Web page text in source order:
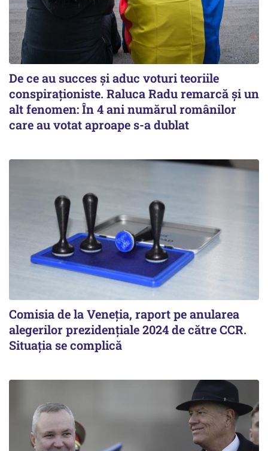
De ce au succes și aduc voturi teoriile
conspiraționiste. Raluca Radu remarcă și un
alt fenomen: În 4 ani numărul românilor
care au votat aproape s-a dublat
Comisia de la Veneția, raport pe anularea
alegerilor prezidențiale 2024 de către CCR.
Situația se complică